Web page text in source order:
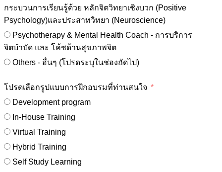
กระบวนการเรียนรู้ด้วย หลักจิตวิทยาเชิงบวก (Positive
Psychology)และประสาทวิทยา (Neuroscience)
Psychotherapy & Mental Health Coach - การบริการ
จิตบำบัด และ โค้ชด้านสุขภาพจิต
Others - อื่นๆ (โปรดระบุในช่องถัดไป)
โปรดเลือกรูปแบบการฝึกอบรมที่ท่านสนใจ
Development program
In-House Training
Virtual Training
Hybrid Training
Self Study Learning